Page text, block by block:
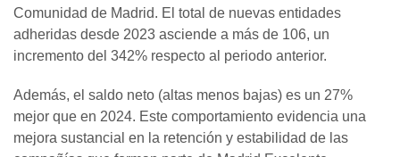
Comunidad de Madrid. El total de nuevas entidades
adheridas desde 2023 asciende a más de 106, un
incremento del 342% respecto al periodo anterior.
Además, el saldo neto (altas menos bajas) es un 27%
mejor que en 2024. Este comportamiento evidencia una
mejora sustancial en la retención y estabilidad de las